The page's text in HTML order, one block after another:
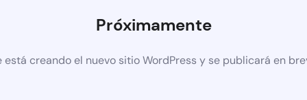
Próximamente
está creando el nuevo sitio WordPress y se publicará en